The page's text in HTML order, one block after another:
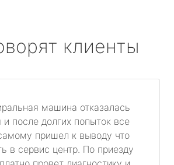
клиенты
машина отказалась
и после долгих попыток все
пришел к выводу что
в сервис центр. По приезду